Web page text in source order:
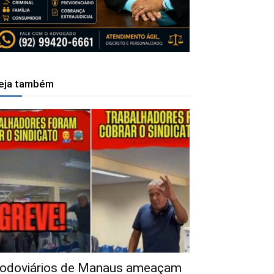
também
de Manaus ameaçam